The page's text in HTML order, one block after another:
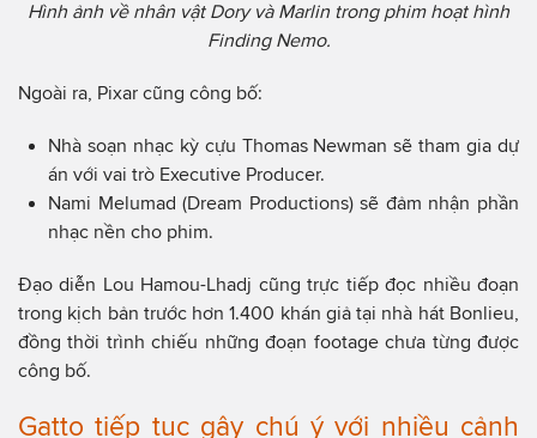
Hình ảnh về nhân vật Dory và Marlin trong phim hoạt hình
Finding Nemo.
Ngoài ra, Pixar cũng công bố:
Nhà soạn nhạc kỳ cựu Thomas Newman sẽ tham gia dự
án với vai trò Executive Producer.
Nami Melumad (Dream Productions) sẽ đảm nhận phần
nhạc nền cho phim.
Đạo diễn Lou Hamou-Lhadj cũng trực tiếp đọc nhiều đoạn
trong kịch bản trước hơn 1.400 khán giả tại nhà hát Bonlieu,
đồng thời trình chiếu những đoạn footage chưa từng được
công bố.
Gatto tiếp tục gây chú ý với nhiều cảnh